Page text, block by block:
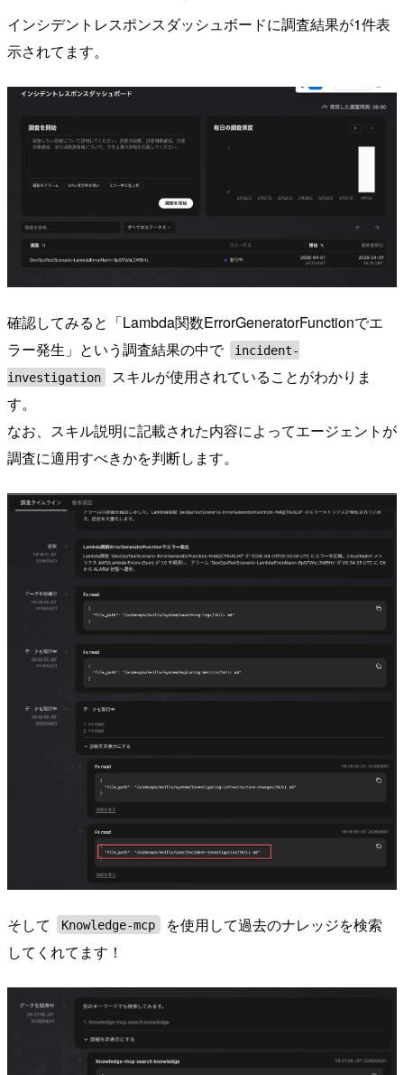
インシデントレスポンスダッシュボードに調査結果が1件表
示されてます。
確認してみると「Lambda関数ErrorGeneratorFunctionでエ
ラー発生」という調査結果の中で
incident-
investigation
スキルが使用されていることがわかりま
す。
なお、スキル説明に記載された内容によってエージェントが
調査に適用すべきかを判断します。
そして Knowledge-mcp
を使用して過去のナレッジを検索
してくれてます！